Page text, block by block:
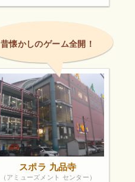
昔懐かしのゲーム全開！
スポラ 九品寺
（アミューズメント センター）